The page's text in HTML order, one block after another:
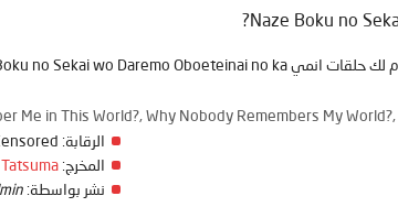
Naze Boku no
Me in This World?, Why Nobody Remembers My
الرقابة:
المخرج:
نشر بواسطة: